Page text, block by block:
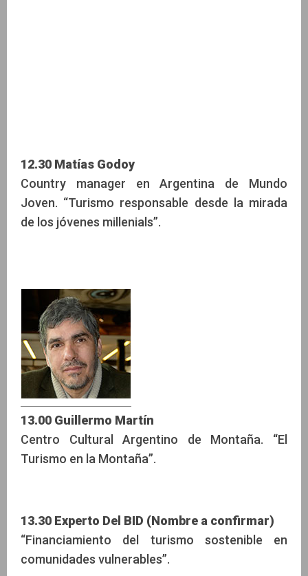
12.30 Matías Godoy
Country manager en Argentina de Mundo
Joven. “Turismo responsable desde la mirada
de los jóvenes millenials”.
13.00 Guillermo Martín
Centro Cultural Argentino de Montaña. “El
Turismo en la Montaña”.
13.30 Experto Del BID (Nombre a confirmar)
“Financiamiento del turismo sostenible en
comunidades vulnerables”.